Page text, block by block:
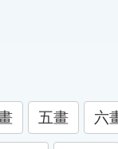
五畫 六